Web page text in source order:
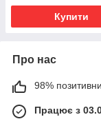
Купити
Про нас
98%
Працює з